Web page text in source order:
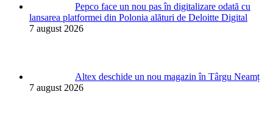
Pepco face un nou pas în digitalizare odată cu
lansarea platformei din Polonia alături de Deloitte Digital
7 august 2026
Altex deschide un nou magazin în Târgu Neamț
7 august 2026